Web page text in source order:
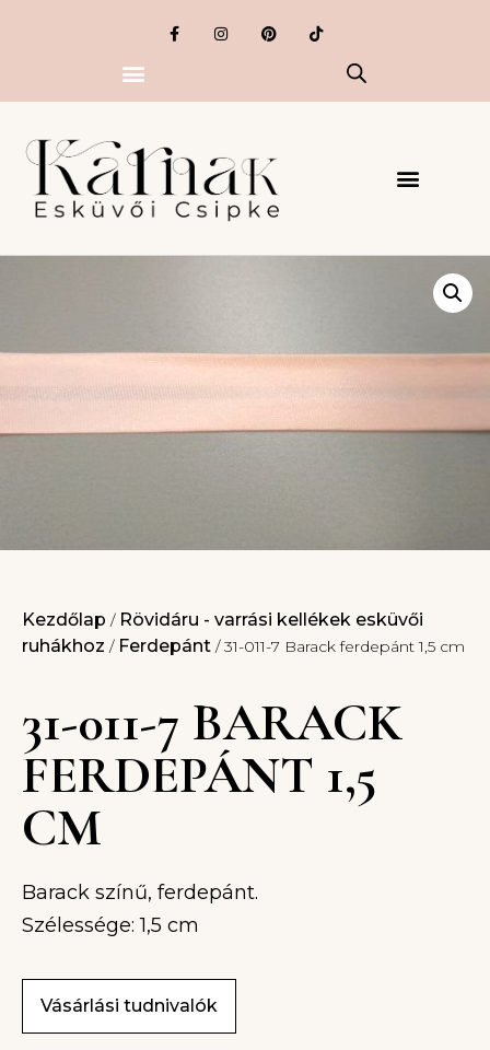
Kezdőlap / Rövidáru - varrási kellékek esküvői
ruhákhoz / Ferdepánt / 31-011-7 Barack ferdepánt 1,5 cm
31-011-7 BARACK
FERDEPÁNT 1,5
CM
Barack színű, ferdepánt.
Szélessége: 1,5 cm
Vásárlási tudnivalók